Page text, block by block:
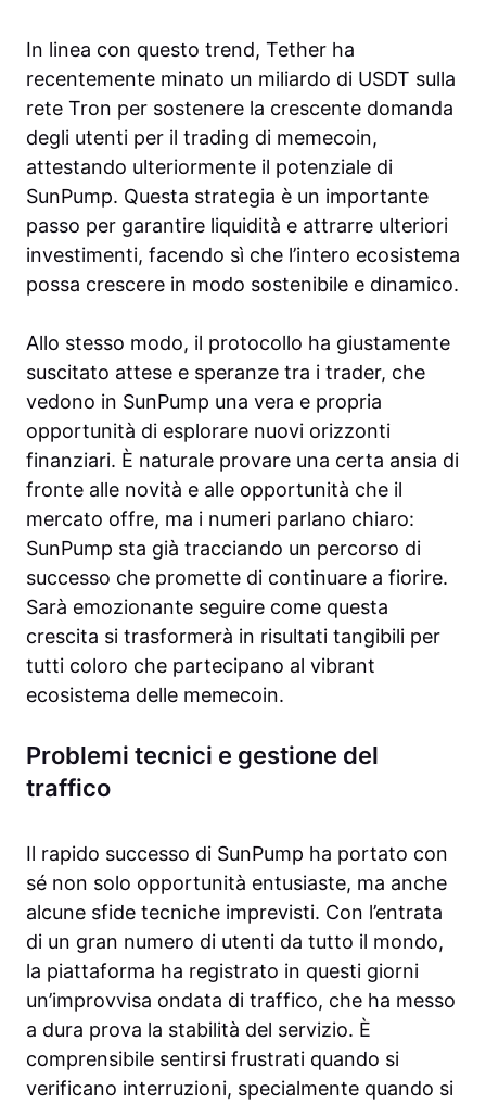
In linea con questo trend, Tether ha
recentemente minato un miliardo di USDT sulla
rete Tron per sostenere la crescente domanda
degli utenti per il trading di memecoin,
attestando ulteriormente il potenziale di
SunPump. Questa strategia è un importante
passo per garantire liquidità e attrarre ulteriori
investimenti, facendo sì che l’intero ecosistema
possa crescere in modo sostenibile e dinamico.
Allo stesso modo, il protocollo ha giustamente
suscitato attese e speranze tra i trader, che
vedono in SunPump una vera e propria
opportunità di esplorare nuovi orizzonti
finanziari. È naturale provare una certa ansia di
fronte alle novità e alle opportunità che il
mercato offre, ma i numeri parlano chiaro:
SunPump sta già tracciando un percorso di
successo che promette di continuare a fiorire.
Sarà emozionante seguire come questa
crescita si trasformerà in risultati tangibili per
tutti coloro che partecipano al vibrant
ecosistema delle memecoin.
Problemi tecnici e gestione del
traffico
Il rapido successo di SunPump ha portato con
sé non solo opportunità entusiaste, ma anche
alcune sfide tecniche imprevisti. Con l’entrata
di un gran numero di utenti da tutto il mondo,
la piattaforma ha registrato in questi giorni
un’improvvisa ondata di traffico, che ha messo
a dura prova la stabilità del servizio. È
comprensibile sentirsi frustrati quando si
verificano interruzioni, specialmente quando si